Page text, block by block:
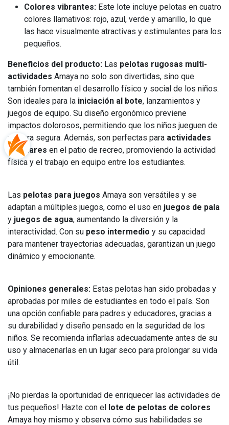
Colores vibrantes: Este lote incluye pelotas en cuatro
colores llamativos: rojo, azul, verde y amarillo, lo que
las hace visualmente atractivas y estimulantes para los
pequeños.
Beneficios del producto: Las pelotas rugosas multi-
actividades Amaya no solo son divertidas, sino que
también fomentan el desarrollo físico y social de los niños.
Son ideales para la iniciación al bote, lanzamientos y
juegos de equipo. Su diseño ergonómico previene
impactos dolorosos, permitiendo que los niños jueguen de
manera segura. Además, son perfectas para actividades
escolares en el patio de recreo, promoviendo la actividad
física y el trabajo en equipo entre los estudiantes.
Las pelotas para juegos Amaya son versátiles y se
adaptan a múltiples juegos, como el uso en juegos de pala
y juegos de agua, aumentando la diversión y la
interactividad. Con su peso intermedio y su capacidad
para mantener trayectorias adecuadas, garantizan un juego
dinámico y emocionante.
Opiniones generales: Estas pelotas han sido probadas y
aprobadas por miles de estudiantes en todo el país. Son
una opción confiable para padres y educadores, gracias a
su durabilidad y diseño pensado en la seguridad de los
niños. Se recomienda inflarlas adecuadamente antes de su
uso y almacenarlas en un lugar seco para prolongar su vida
útil.
¡No pierdas la oportunidad de enriquecer las actividades de
tus pequeños! Hazte con el lote de pelotas de colores
Amaya hoy mismo y observa cómo sus habilidades se